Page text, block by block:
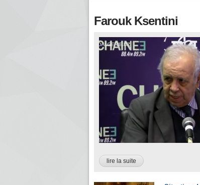
Farouk Ksentini
lire la suite